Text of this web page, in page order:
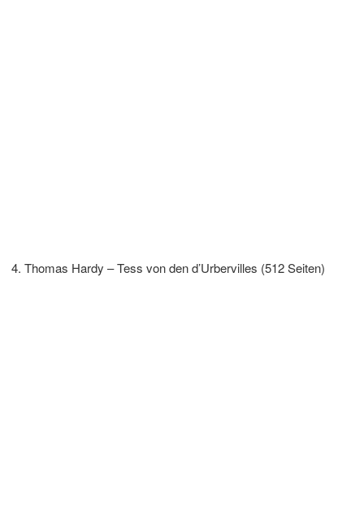
Thomas Hardy – Tess von den d’Urbervilles (512 Seiten)